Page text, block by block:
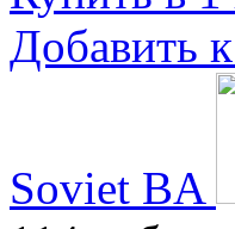
Добавить
Soviet BA